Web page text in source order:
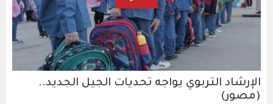
الإرشاد التربوي يواجه تحديات الجيل الجديد..
(مصور)